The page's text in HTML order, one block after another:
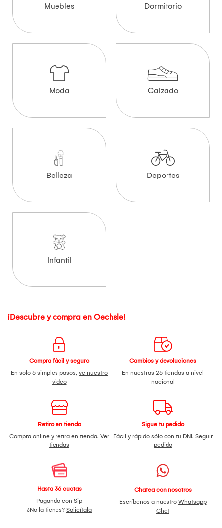
Muebles Dormitorio
Moda Calzado
Belleza Deportes
Infantil
¡Descubre y compra en Oechsle!
Compra fácil y seguro
En solo 6 simples pasos, ve nuestro
video
Cambios y devoluciones
En nuestras 26 tiendas a nivel
nacional
Retiro en tienda
Compra online y retira en tienda. Ver
tiendas
Sigue tu pedido
Fácil y rápido sólo con tu DNI. Seguir
pedido
Hasta 36 cuotas
Pagando con Sip
¿No la tienes? Solicítala
Chatea con nosotros
Escríbenos a nuestro Whatsapp
Chat